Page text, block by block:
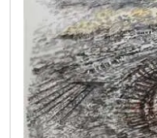
Alessandro
Cadamuro
Giancarlo
Caneva